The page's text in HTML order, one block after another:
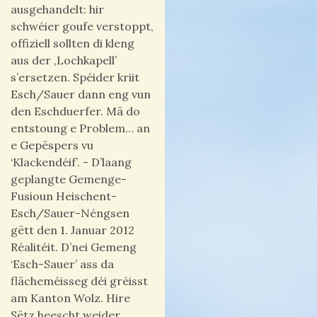
ausgehandelt: hir
schwéier goufe verstoppt,
offiziell sollten di kleng
aus der ‚Lochkapell’
s’ersetzen. Spéider kriit
Esch/Sauer dann eng vun
den Eschduerfer. Mä do
entstoung e Problem… an
e Gepëspers vu
‘Klackendéif’. - D’laang
geplangte Gemenge-
Fusioun Heischent-
Esch/Sauer-Néngsen
gëtt den 1. Januar 2012
Réalitéit. D’nei Gemeng
‘Esch-Sauer’ ass da
flächeméisseg déi gréisst
am Kanton Wolz. Hire